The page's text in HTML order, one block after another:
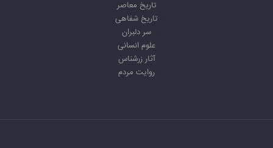
تاریخ معاصر
تاریخ شفاهی
سر دلبران
علوم انسانی
آثار زرشناس
روایت مردم